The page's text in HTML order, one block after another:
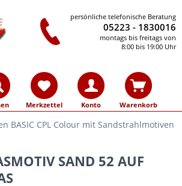
persönliche telefonische Beratung
05223 - 1830016
montags bis freitags von
8:00 bis 19:00 Uhr
Merkzettel Konto Warenkorb
BASIC CPL Colour mit Sandstrahlmotiven
SAND 52 AUF